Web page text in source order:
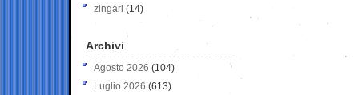
zingari (14)
Archivi
Agosto 2026 (104)
Luglio 2026 (613)